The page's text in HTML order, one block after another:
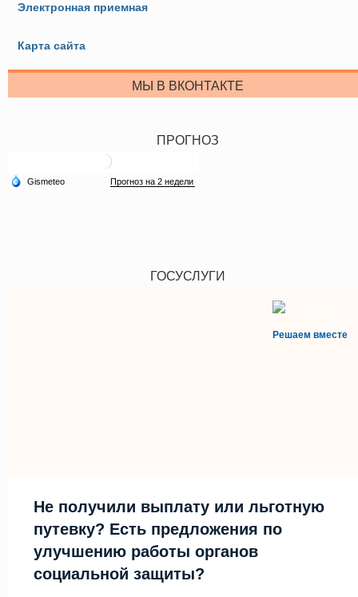
Электронная приемная
Карта сайта
МЫ В ВКОНТАКТЕ
ПРОГНОЗ
ГОСУСЛУГИ
Решаем вместе
Не получили выплату или льготную
путевку? Есть предложения по
улучшению работы органов
социальной защиты?